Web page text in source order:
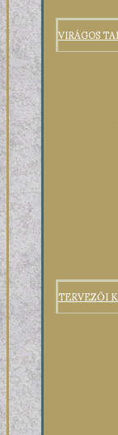
VIRÁGOS
TERVEZŐI